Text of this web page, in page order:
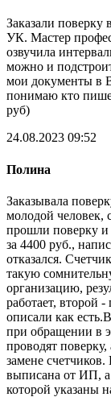
Заказали поверку
УК. Мастер
озвучила
можно и
мои документы в
понимаю кто
руб)
24.08.2023 09:52
Полина
Заказывала
молодой человек,
прошли поверку и
за 4400 руб.,
отказался.
такую
организацию,
работает, второй
описали как
при обращении в
проводят поверку,
замене
выписана от ИП,
которой указаны